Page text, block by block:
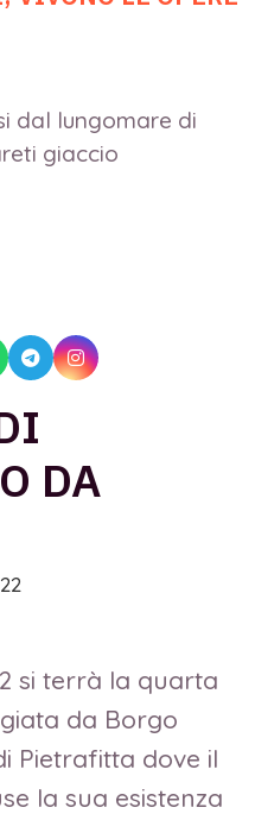
dal lungomare di
giaccio
DA
si terrà la quarta
da Borgo
Pietrafitta dove il
la sua esistenza